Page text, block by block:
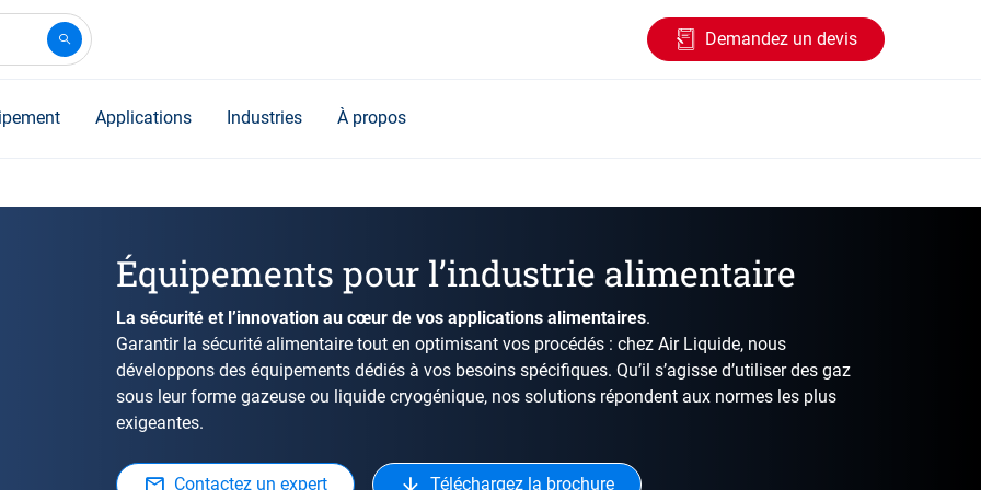
Demandez un devis
Applications Industries À propos
Équipements pour l’industrie alimentaire
La sécurité et l’innovation au cœur de vos applications alimentaires.
Garantir la sécurité alimentaire tout en optimisant vos procédés : chez Air Liquide, nous
développons des équipements dédiés à vos besoins spécifiques. Qu’il s’agisse d’utiliser des gaz
sous leur forme gazeuse ou liquide cryogénique, nos solutions répondent aux normes les plus
exigeantes.
Contactez un expert Téléchargez la brochure